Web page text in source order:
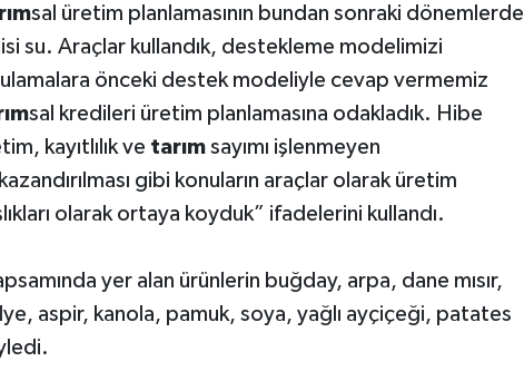
sal üretim planlamasının bundan sonraki dönemlerde
su. Araçlar kullandık, destekleme modelimizi
önceki destek modeliyle cevap vermemiz
sal kredileri üretim planlamasına odakladık. Hibe
kayıtlılık ve tarımsayımı işlenmeyen
gibi konuların araçlar olarak üretim
olarak ortaya koyduk” ifadelerini kullandı.
yer alan ürünlerin buğday, arpa, dane mısır,
aspir, kanola, pamuk, soya, yağlı ayçiçeği, patates